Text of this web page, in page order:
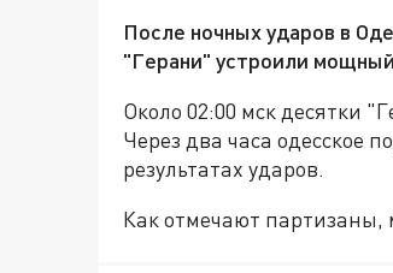
После ночных ударов в
"Герани" устроили
Около 02:00 мск десятки
Через два часа одесское
результатах ударов.
Как отмечают